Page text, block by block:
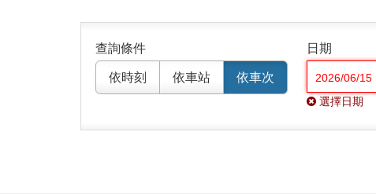
查詢條件
依時刻 依車站 依車次
日期
選擇日期